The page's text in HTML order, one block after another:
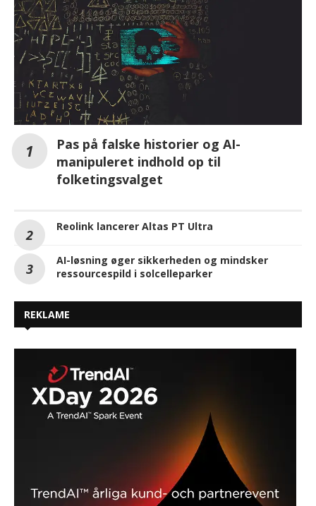
Pas på falske historier og AI-
manipuleret indhold op til
folketingsvalget
Reolink lancerer Altas PT Ultra
AI-løsning øger sikkerheden og mindsker
ressourcespild i solcelleparker
REKLAME